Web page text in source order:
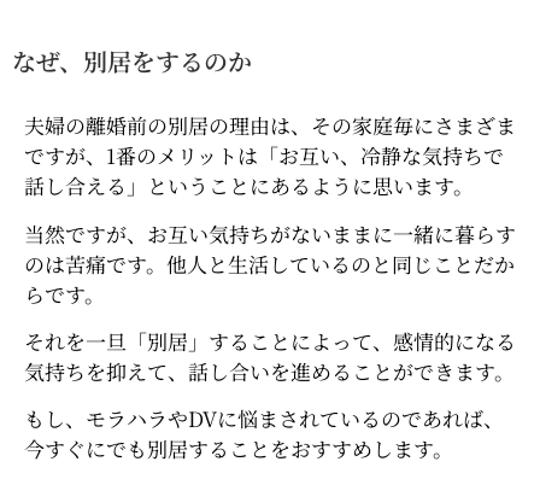
なぜ、別居をするのか
夫婦の離婚前の別居の理由は、その家庭毎にさまざま
ですが、1番のメリットは「お互い、冷静な気持ちで
話し合える」ということにあるように思います。
当然ですが、お互い気持ちがないままに一緒に暮らす
のは苦痛です。他人と生活しているのと同じことだか
らです。
それを一旦「別居」することによって、感情的になる
気持ちを抑えて、話し合いを進めることができます。
もし、モラハラやDVに悩まされているのであれば、
今すぐにでも別居することをおすすめします。